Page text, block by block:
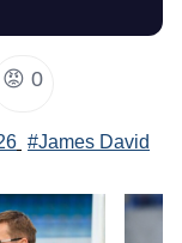
😡 0
#James David